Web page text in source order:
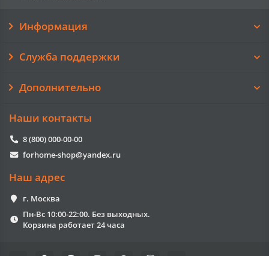
Информация
Служба поддержки
Дополнительно
Наши контакты
8 (800) 000-00-00
forhome-shop@yandex.ru
Наш адрес
г. Москва
Пн-Вс 10:00-22:00. Без выходных.
Корзина работает 24 часа